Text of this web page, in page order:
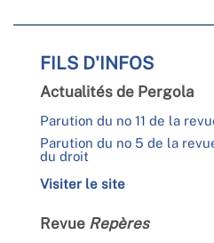
FILS D'INFOS
Actualités de Pergola
Parution du no 11 de la
Parution du no 5 de la
du droit
Visiter le site
Revue Repères